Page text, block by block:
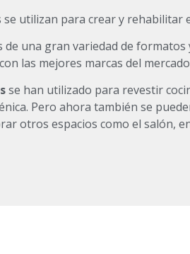
se utilizan para crear y rehabilitar
de una gran variedad de formatos
las mejores marcas del
se han utilizado para revestir
Pero ahora también se
otros espacios como el salón,